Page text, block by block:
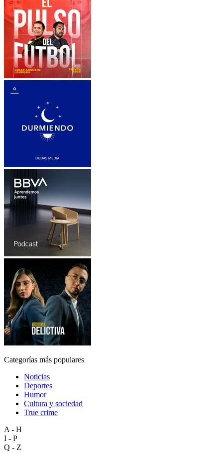
Categorías más populares
Noticias
Deportes
Humor
Cultura y sociedad
True crime
A - H
I - P
Q - Z